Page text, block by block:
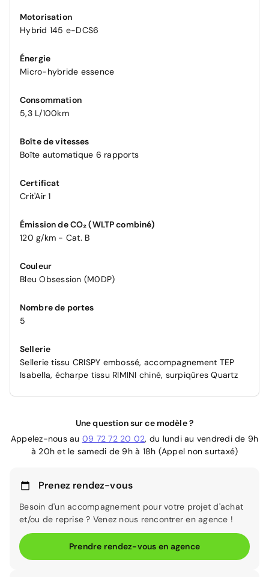
Motorisation
Hybrid 145 e-DCS6
Énergie
Micro-hybride essence
Consommation
5,3 L/100km
Boîte de vitesses
Boîte automatique 6 rapports
Certificat
Crit'Air 1
Émission de CO₂ (WLTP combiné)
120 g/km - Cat. B
Couleur
Bleu Obsession (M0DP)
Nombre de portes
5
Sellerie
Sellerie tissu CRISPY embossé, accompagnement TEP
Isabella, écharpe tissu RIMINI chiné, surpiqûres Quartz
Une question sur ce modèle ?
Appelez-nous au 09 72 72 20 02, du lundi au vendredi de 9h
à 20h et le samedi de 9h à 18h (Appel non surtaxé)
Prenez rendez-vous
Besoin d'un accompagnement pour votre projet d'achat
et/ou de reprise ? Venez nous rencontrer en agence !
Prendre rendez-vous en agence